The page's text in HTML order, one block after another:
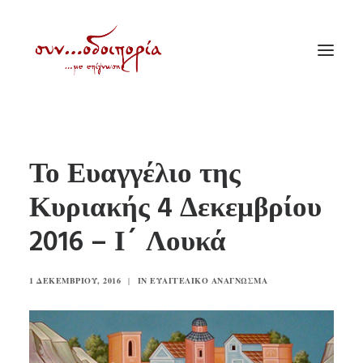
ΘΕΜΑΤΟΛΟΓΙΑ
ΑΝΑΚΟΙΝΩΣΕΙΣ
ΕΝΟΡΙΑ ΕΝ ΔΡΑΣΕΙ
ΠΑΛΑΙΑ ΣΥΝΟΔΟΙΠΟΡΙΑ
ΕΠΙΚΟΙΝΩΝΙΑ
Το Ευαγγέλιο της
Κυριακής 4 Δεκεμβρίου
2016 – Ι´ Λουκά
1 ΔΕΚΕΜΒΡΊΟΥ, 2016 | IN ΕΥΑΓΓΕΛΙΚΌ ΑΝΆΓΝΩΣΜΑ